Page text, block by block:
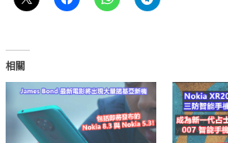
相關